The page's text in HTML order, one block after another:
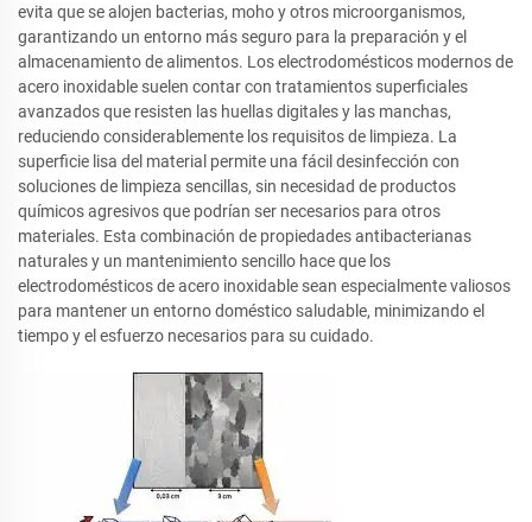
evita que se alojen bacterias, moho y otros microorganismos,
garantizando un entorno más seguro para la preparación y el
almacenamiento de alimentos. Los electrodomésticos modernos de
acero inoxidable suelen contar con tratamientos superficiales
avanzados que resisten las huellas digitales y las manchas,
reduciendo considerablemente los requisitos de limpieza. La
superficie lisa del material permite una fácil desinfección con
soluciones de limpieza sencillas, sin necesidad de productos
químicos agresivos que podrían ser necesarios para otros
materiales. Esta combinación de propiedades antibacterianas
naturales y un mantenimiento sencillo hace que los
electrodomésticos de acero inoxidable sean especialmente valiosos
para mantener un entorno doméstico saludable, minimizando el
tiempo y el esfuerzo necesarios para su cuidado.